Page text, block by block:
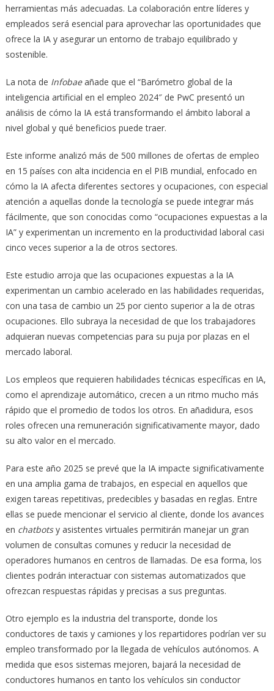
herramientas más adecuadas. La colaboración entre líderes y
empleados será esencial para aprovechar las oportunidades que
ofrece la IA y asegurar un entorno de trabajo equilibrado y
sostenible.
La nota de Infobaeañade que el “Barómetro global de la
inteligencia artificial en el empleo 2024″ de PwC presentó un
análisis de cómo la IA está transformando el ámbito laboral a
nivel global y qué beneficios puede traer.
Este informe analizó más de 500 millones de ofertas de empleo
en 15 países con alta incidencia en el PIB mundial, enfocado en
cómo la IA afecta diferentes sectores y ocupaciones, con especial
atención a aquellas donde la tecnología se puede integrar más
fácilmente, que son conocidas como “ocupaciones expuestas a la
IA” y experimentan un incremento en la productividad laboral casi
cinco veces superior a la de otros sectores.
Este estudio arroja que las ocupaciones expuestas a la IA
experimentan un cambio acelerado en las habilidades requeridas,
con una tasa de cambio un 25 por ciento superior a la de otras
ocupaciones. Ello subraya la necesidad de que los trabajadores
adquieran nuevas competencias para su puja por plazas en el
mercado laboral.
Los empleos que requieren habilidades técnicas específicas en IA,
como el aprendizaje automático, crecen a un ritmo mucho más
rápido que el promedio de todos los otros. En añadidura, esos
roles ofrecen una remuneración significativamente mayor, dado
su alto valor en el mercado.
Para este año 2025 se prevé que la IA impacte significativamente
en una amplia gama de trabajos, en especial en aquellos que
exigen tareas repetitivas, predecibles y basadas en reglas. Entre
ellas se puede mencionar el servicio al cliente, donde los avances
en chatbotsy asistentes virtuales permitirán manejar un gran
volumen de consultas comunes y reducir la necesidad de
operadores humanos en centros de llamadas. De esa forma, los
clientes podrán interactuar con sistemas automatizados que
ofrezcan respuestas rápidas y precisas a sus preguntas.
Otro ejemplo es la industria del transporte, donde los
conductores de taxis y camiones y los repartidores podrían ver su
empleo transformado por la llegada de vehículos autónomos. A
medida que esos sistemas mejoren, bajará la necesidad de
conductores humanos en tanto los vehículos sin conductor